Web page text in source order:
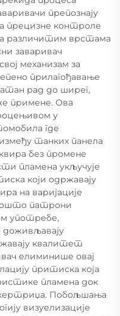
препознају
прецизне контроле
различитим врстама
заваривач
механизам за
прилагођавање
рад до ширег,
примене. Ова
у
где
танких панела
без промене
пламена укључује
који одржавају
на варијације
патрони
употребе,
доживљавају
квалитет
елиминише овај
притиска која
пламена док
Побољшања
визуелизације